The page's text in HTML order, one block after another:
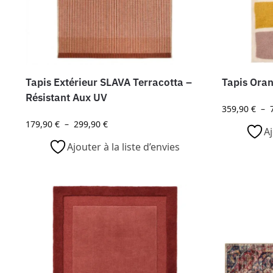
Tapis Extérieur SLAVA Terracotta –
Résistant Aux UV
179,90 € – 299,90 €
Ajouter à la liste d’envies
Tapis
359,90€ –